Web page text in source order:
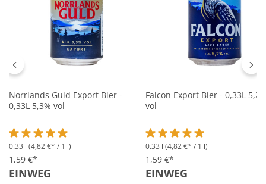
Norrlands Guld Export Bier -
0,33L 5,3% vol
Durchschnittliche Bewertung von 5 von 5 Sternen
0.33 l (4,82 €* / 1 l)
1,59 €*
EINWEG
Falcon Export Bier - 0,33L
vol
Durchschnittliche
0.33 l (4,82 €* / 1 l)
1,59 €*
EINWEG